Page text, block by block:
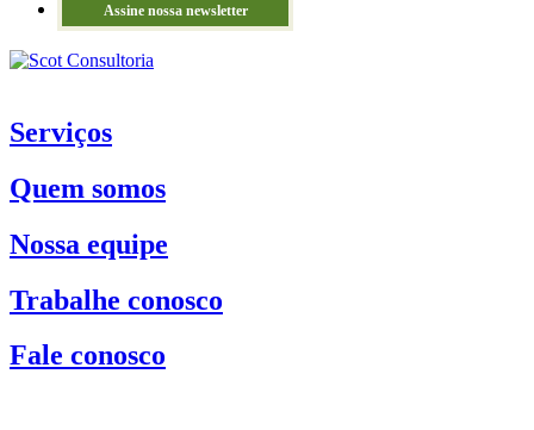
Assine nossa newsletter
Serviços
Quem somos
Nossa equipe
Trabalhe conosco
Fale conosco